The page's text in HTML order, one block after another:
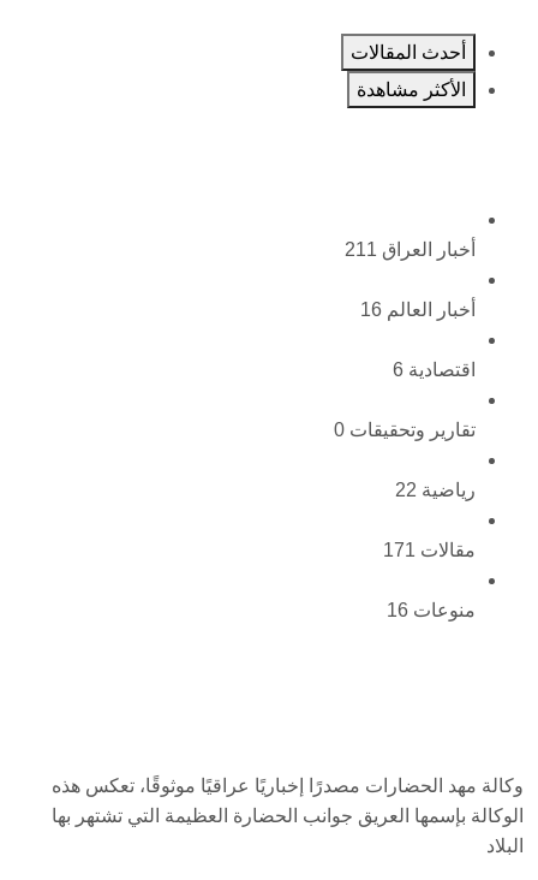
أحدث المقالات
الأكثر مشاهدة
أخبار العراق 211
أخبار العالم 16
اقتصادية 6
تقارير وتحقيقات 0
رياضية 22
مقالات 171
منوعات 16
وكالة مهد الحضارات مصدرًا إخباريًا عراقيًا موثوقًا، تعكس هذه
الوكالة بإسمها العريق جوانب الحضارة العظيمة التي تشتهر بها
البلاد